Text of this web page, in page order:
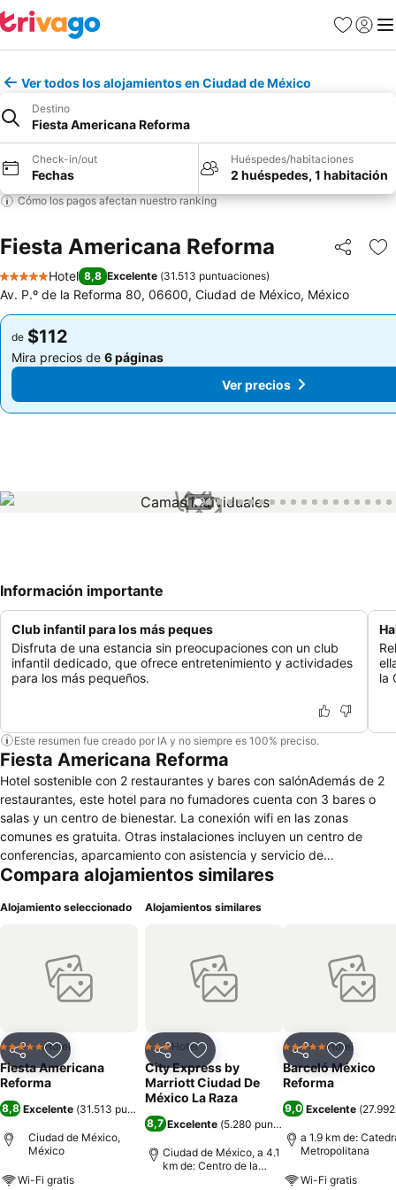
Favoritos
Iniciar
Ver todos los alojamientos en Ciudad de México
Destino
Fiesta Americana Reforma
Check-in/out
Fechas
Huéspedes/habitaciones
2 huéspedes, 1 habitación
Cómo los pagos afectan nuestro ranking
Fiesta Americana Reforma Compartir
5 Estrellas
Hotel 8,8 Excelente (31.513 puntuaciones)
Av. P.º de la Reforma 80, 06600, Ciudad de México, México
de $112
Mira precios de 6 páginas
Ver precios
de $112
Mira precios de 6 páginas
Ver precios
1 / 94
Información importante
Club infantil para los más peques
Disfruta de una estancia sin preocupaciones con un club
infantil dedicado, que ofrece entretenimiento y actividades
para los más pequeños.
la
Este resumen fue creado por IA y no siempre es 100% preciso.
Fiesta Americana Reforma
Hotel sostenible con 2 restaurantes y bares con salónAdemás de 2
restaurantes, este hotel para no fumadores cuenta con 3 bares o
salas y un centro de bienestar. La conexión wifi en las zonas
comunes es gratuita. Otras instalaciones incluyen un centro de
conferencias, aparcamiento con asistencia y servicio de
habitaciones las 24 horas. Fiesta Americana Reforma ofrece 616
con edredón de plumas y ropa de cama de alta calidad. Se ofrece
equipados con ducha y bañera combinadas, artículos de higiene
personal gratuitos y secador de pelo. Los huéspedes pueden
navegar por la web gracias a nuestro acceso a Internet wifi gratis.
en viaje de negocios se incluyen escritorio, sillas de oficina y
teléfono. Las habitaciones también incluyen botella de agua gratuita
y cafetera y tetera. Se ofrece servicio de limpieza todos los días y
es posible solicitar juegos de cama hipoalergénicos. Los servicios de
ocio y esparcimiento en este hotel incluyen centro de bienestar.
Compara alojamientos similares
Alojamiento seleccionado
CompartirAgregar a favoritos
5 EstrellasHotel
Fiesta Americana
Reforma
8,8 Excelente (31.513 puntuaciones
Ciudad de México,
México
Wi-Fi gratis
Alojamientos similares
CompartirAgregar a favoritos
3 Estrellas
Hotel
City Express by
Marriott Ciudad De
México La Raza
8,7 Excelente (5.280 puntuaciones
Ciudad de México, a 4.1
km de: Centro de la
CompartirAgregar
5 EstrellasHotel
Barceló México
Reforma
9,0 Excelente (
a 1.9 km de:
Metropolitana
Wi-Fi gratis